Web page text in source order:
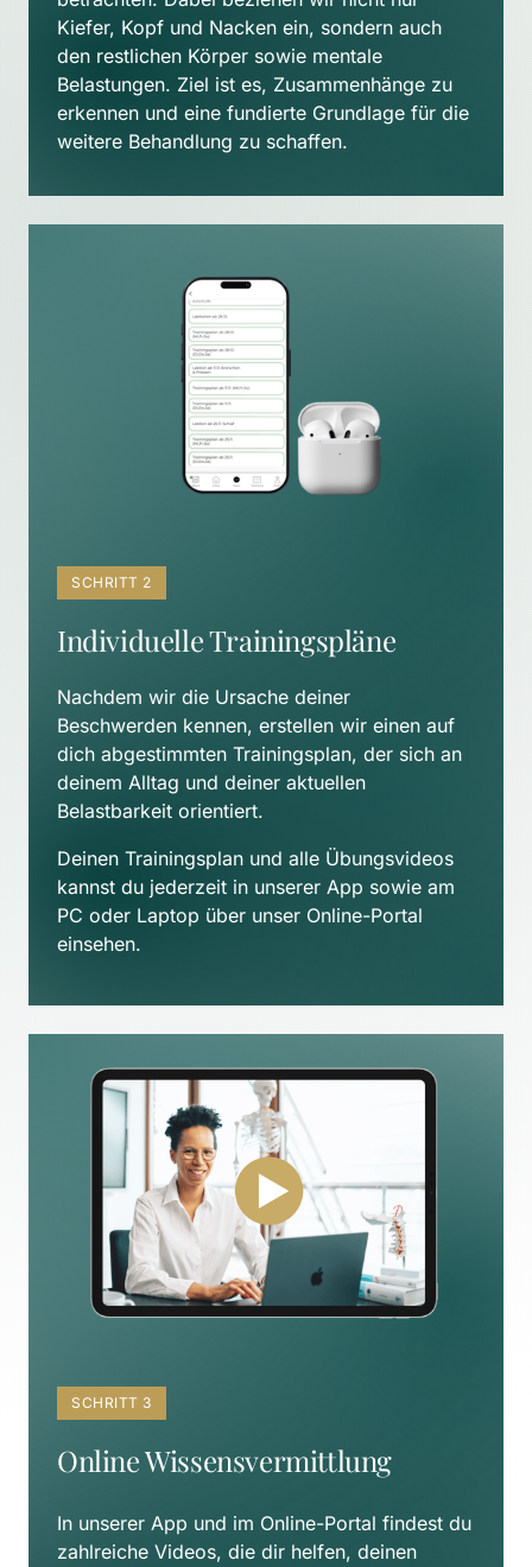
Kiefer, Kopf und Nacken ein, sondern auch
den restlichen Körper sowie mentale
Belastungen. Ziel ist es, Zusammenhänge zu
erkennen und eine fundierte Grundlage für die
weitere Behandlung zu schaffen.
SCHRITT 2
Individuelle Trainingspläne
Nachdem wir die Ursache deiner
Beschwerden kennen, erstellen wir einen auf
dich abgestimmten Trainingsplan, der sich an
deinem Alltag und deiner aktuellen
Belastbarkeit orientiert.
Deinen Trainingsplan und alle Übungsvideos
kannst du jederzeit in unserer App sowie am
PC oder Laptop über unser Online-Portal
einsehen.
SCHRITT 3
Online Wissensvermittlung
In unserer App und im Online-Portal findest du
zahlreiche Videos, die dir helfen, deinen